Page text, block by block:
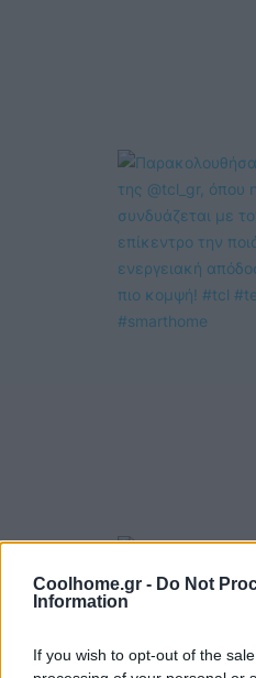
Coolhome.gr - Do Not
Information
If you wish to opt-out of the